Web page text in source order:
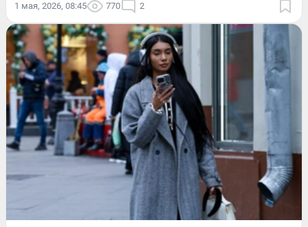
1 мая, 2026, 08:45 770 2